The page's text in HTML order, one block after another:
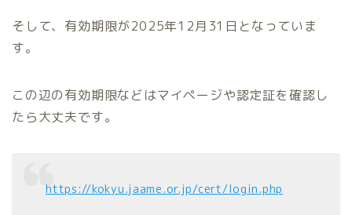
そして、有効期限が2025年12月31日となっていま
す。
この辺の有効期限などはマイページや認定証を確認し
たら大丈夫です。
https://kokyu.jaame.or.jp/cert/login.php